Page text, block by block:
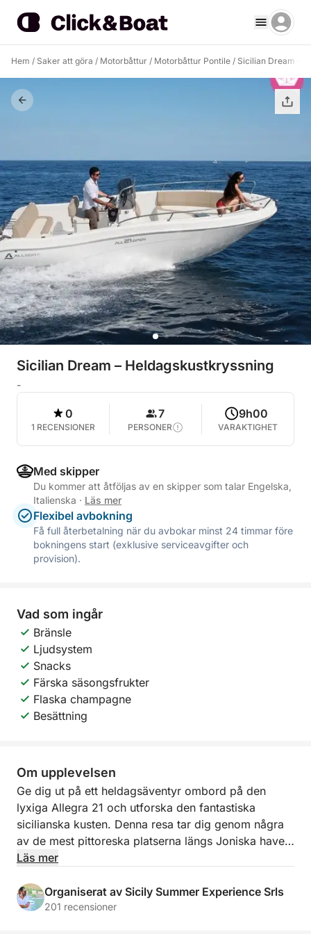
Hem / Saker att göra / Motorbåttur / Motorbåttur Pontile / Sicilian Dream –
Sicilian Dream – Heldagskustkryssning
-
0
1 RECENSIONER
7
PERSONER
9h00
VARAKTIGHET
Med skipper
Du kommer att åtföljas av en skipper som talar Engelska,
Italienska · Läs mer
Flexibel avbokning
Få full återbetalning när du avbokar minst 24 timmar före
bokningens start (exklusive serviceavgifter och
provision).
Vad som ingår
Bränsle
Ljudsystem
Snacks
Färska säsongsfrukter
Flaska champagne
Besättning
Om upplevelsen
Ge dig ut på ett heldagsäventyr ombord på den
lyxiga Allegra 21 och utforska den fantastiska
sicilianska kusten. Denna resa tar dig genom några
av de mest pittoreska platserna längs Joniska havet,
så att du kan uppleva Siciliens naturliga skönhet i en
Du börjar vid Baia di Naxos, seglar genom den
Läs mer
Organiserat av Sicily Summer Experience Srls
201 recensioner